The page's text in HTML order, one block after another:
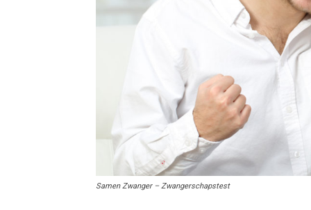
Samen Zwanger – Zwangerschapstest